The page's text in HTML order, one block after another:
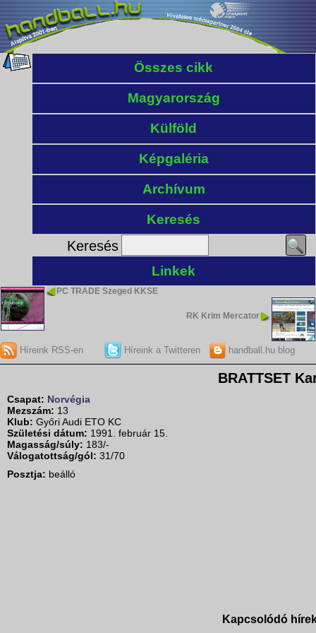
Összes cikk
Magyarország
Külföld
Képgaléria
Archívum
Keresés
Keresés
Linkek
PC TRADE Szeged KKSE
RK Krim Mercator
Híreink RSS-en Híreink a Twitteren handball.hu blog
BRATTSET
Csapat: Norvégia
Mezszám: 13
Klub: Győri Audi ETO KC
Születési dátum: 1991. február 15.
Magasság/súly: 183/-
Válogatottság/gól: 31/70
Posztja: beálló
Kapcsolódó